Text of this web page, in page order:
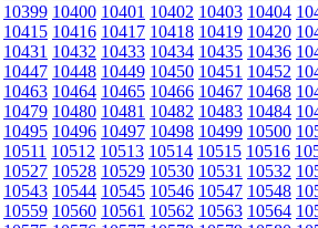
10399 10400 10401 10402 10403 10404
10415 10416 10417 10418 10419 10420
10431 10432 10433 10434 10435 10436
10447 10448 10449 10450 10451 10452
10463 10464 10465 10466 10467 10468
10479 10480 10481 10482 10483 10484
10495 10496 10497 10498 10499 10500
10511 10512 10513 10514 10515 10516
10527 10528 10529 10530 10531 10532
10543 10544 10545 10546 10547 10548
10559 10560 10561 10562 10563 10564